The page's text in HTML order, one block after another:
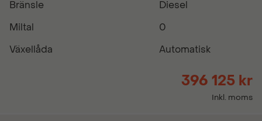
Bränsle
Diesel
Miltal
0
Växellåda
Automatisk
396 125 kr
Inkl. moms